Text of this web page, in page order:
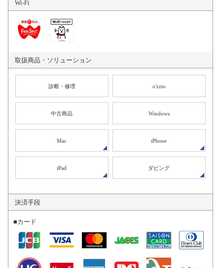
Wi-Fi
取扱商品・ ソリューション
診断・修理 o'zzio
中古商品 Windows
Mac iPhone
iPad ダビング
決済手段
■カード